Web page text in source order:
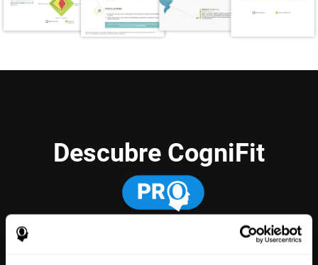
Descubre CogniFit
Ofrece nuestra tecnología de salud